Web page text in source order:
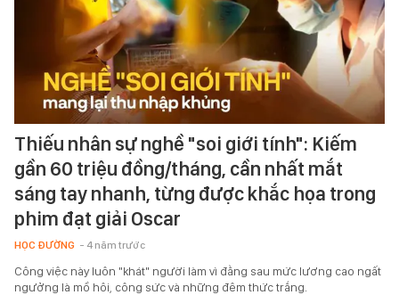
Thiếu nhân sự nghề "soi giới tính": Kiếm
gần 60 triệu đồng/tháng, cần nhất mắt
sáng tay nhanh, từng được khắc họa trong
phim đạt giải Oscar
HỌC ĐƯỜNG - 4 năm trước
Công việc này luôn "khát" người làm vì đằng sau mức lương cao ngất
ngưởng là mồ hôi, công sức và những đêm thức trắng.